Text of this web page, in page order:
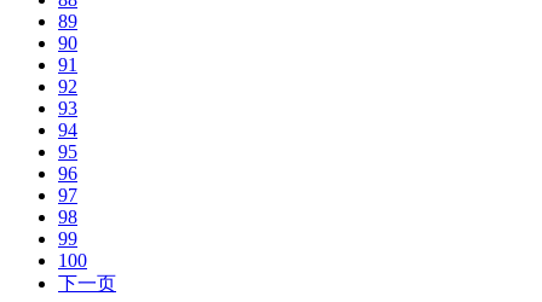
89
90
91
92
93
94
95
96
97
98
99
100
下一页